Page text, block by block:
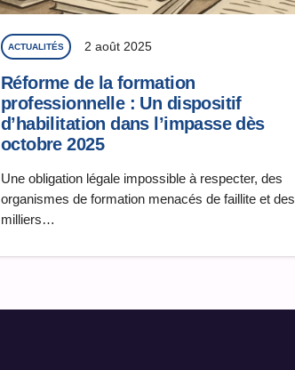
ACTUALITÉS 2 août 2025
Réforme de la formation
professionnelle : Un dispositif
d’habilitation dans l’impasse dès
octobre 2025
Une obligation légale impossible à respecter, des
organismes de formation menacés de faillite et des
milliers…